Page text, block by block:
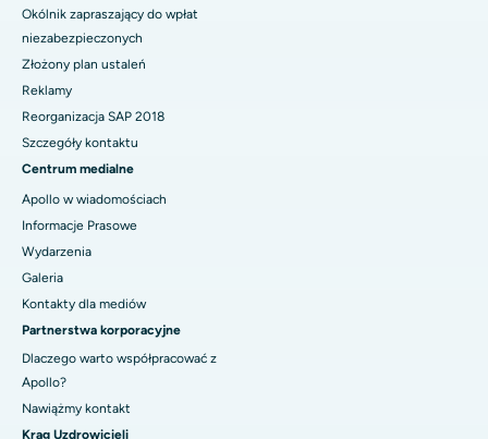
Okólnik zapraszający do wpłat
niezabezpieczonych
Złożony plan ustaleń
Reklamy
Reorganizacja SAP 2018
Szczegóły kontaktu
Centrum medialne
Apollo w wiadomościach
Informacje Prasowe
Wydarzenia
Galeria
Kontakty dla mediów
Partnerstwa korporacyjne
Dlaczego warto współpracować z
Apollo?
Nawiążmy kontakt
Krąg Uzdrowicieli